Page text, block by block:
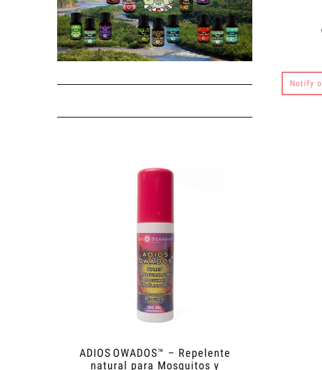
ADIOS OWADOS™ – Repelente
natural para Mosquitos y
Notify